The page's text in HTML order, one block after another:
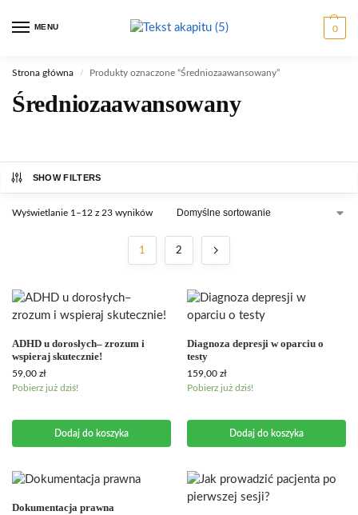
MENU 0
Strona główna / Produkty oznaczone “Średniozaawansowany”
Średniozaawansowany
SHOW FILTERS
Wyświetlanie 1–12 z 23 wyników
1 2
ADHD u dorosłych– zrozum i
wspieraj skutecznie!
59,00 zł
Pobierz już dziś!
Dodaj do koszyka
Diagnoza depresji w oparciu o
testy
159,00 zł
Pobierz już dziś!
Dodaj do koszyka
Dokumentacja prawna